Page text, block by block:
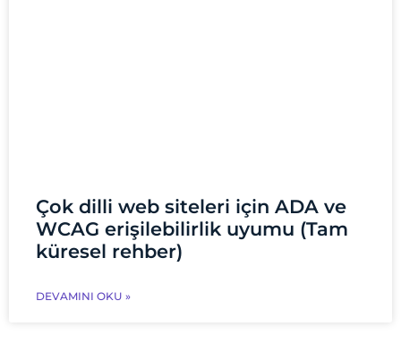
Çok dilli web siteleri için ADA ve
WCAG erişilebilirlik uyumu (Tam
küresel rehber)
DEVAMINI OKU »